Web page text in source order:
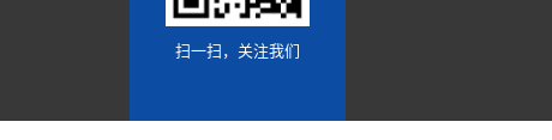
扫一扫，关注我们